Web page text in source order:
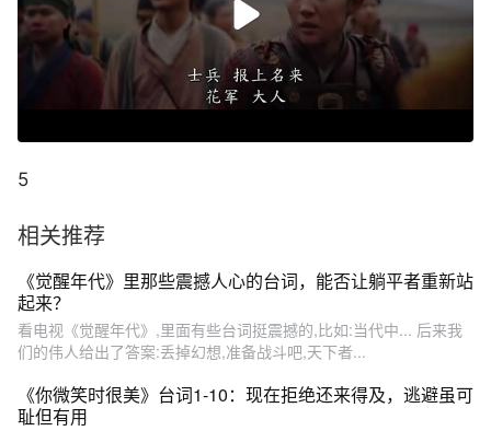
5
相关推荐
《觉醒年代》里那些震撼人心的台词，能否让躺平者重新站
起来？
看电视《觉醒年代》,里面有些台词挺震撼的,比如:当代中... 后来我
们的伟人给出了答案:丢掉幻想,准备战斗吧,天下者...
《你微笑时很美》台词1-10：现在拒绝还来得及，逃避虽可
耻但有用